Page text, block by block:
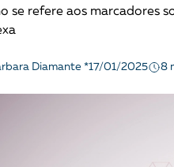
Combate ao
Crianças e
se refere aos marcadores
Diamante *17/01/2025 8